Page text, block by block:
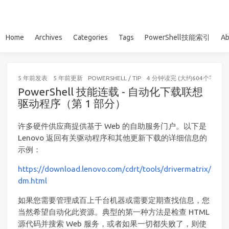
Home Archives Categories Tags PowerShell技能索引
5 年前发表 5 年前更新 POWERSHELL / TIP 4 分钟读完 (大约604个字)
PowerShell 技能连载 - 自动化下载联想
驱动程序（第 1 部分）
许多硬件供应商提供基于 Web 的自助服务门户。以下是
Lenovo 返回有关驱动程序和其他更新下载的详细信息的
示例：
https://download.lenovo.com/cdrt/tools/drivermatrix/
dm.html
如果您需要管理成百上千台机器或需要定期查找信息，您
当然希望自动化此资源。典型的第一种方法是检查 HTML
源代码并搜索 Web 服务，或者如果一切都失败了，则使